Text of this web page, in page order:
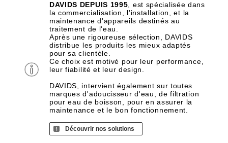
DAVIDS DEPUIS 1995 , est spécialisée dans
la commercialisation, l'installation, et la
maintenance d'appareils destinés au
traitement de l'eau.
Après une rigoureuse sélection, DAVIDS
distribue les produits les mieux adaptés
pour sa clientèle.
Ce choix est motivé pour leur performance,
leur fiabilité et leur design.
DAVIDS, intervient également sur toutes
marques d'adoucisseur d'eau, de filtration
pour eau de boisson, pour en assurer la
maintenance et le bon fonctionnement.
Découvrir nos solutions